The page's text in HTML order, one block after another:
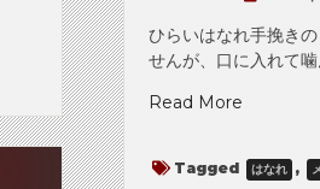
ひらいはなれ手挽き
せんが、口に入れて
Read More“ひ
は
Tagged はなれ ,